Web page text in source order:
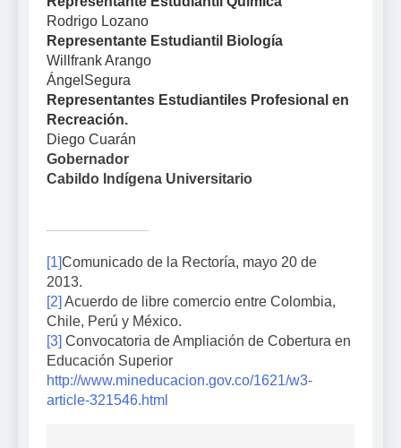
Rodrigo Lozano
Representante Estudiantil Biología
Willfrank Arango
ÁngelSegura
Representantes Estudiantiles Profesional en
Recreación.
Diego Cuarán
Gobernador
Cabildo Indígena Universitario
[1]Comunicado de la Rectoría, mayo 20 de
2013.
[2] Acuerdo de libre comercio entre Colombia,
Chile, Perú y México.
[3] Convocatoria de Ampliación de Cobertura en
Educación Superior
http://www.mineducacion.gov.co/1621/w3-
article-321546.html